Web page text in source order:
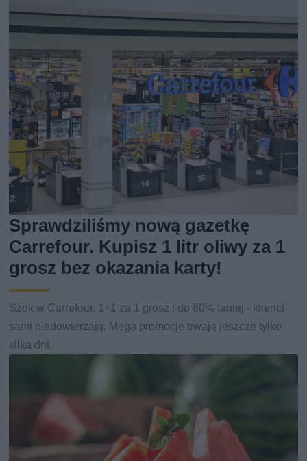
Sprawdziliśmy nową gazetkę
Carrefour. Kupisz 1 litr oliwy za 1
grosz bez okazania karty!
Szok w Carrefour. 1+1 za 1 grosz i do 80% taniej - klienci
sami niedowierzają. Mega promocje trwają jeszcze tylko
kilka dni.